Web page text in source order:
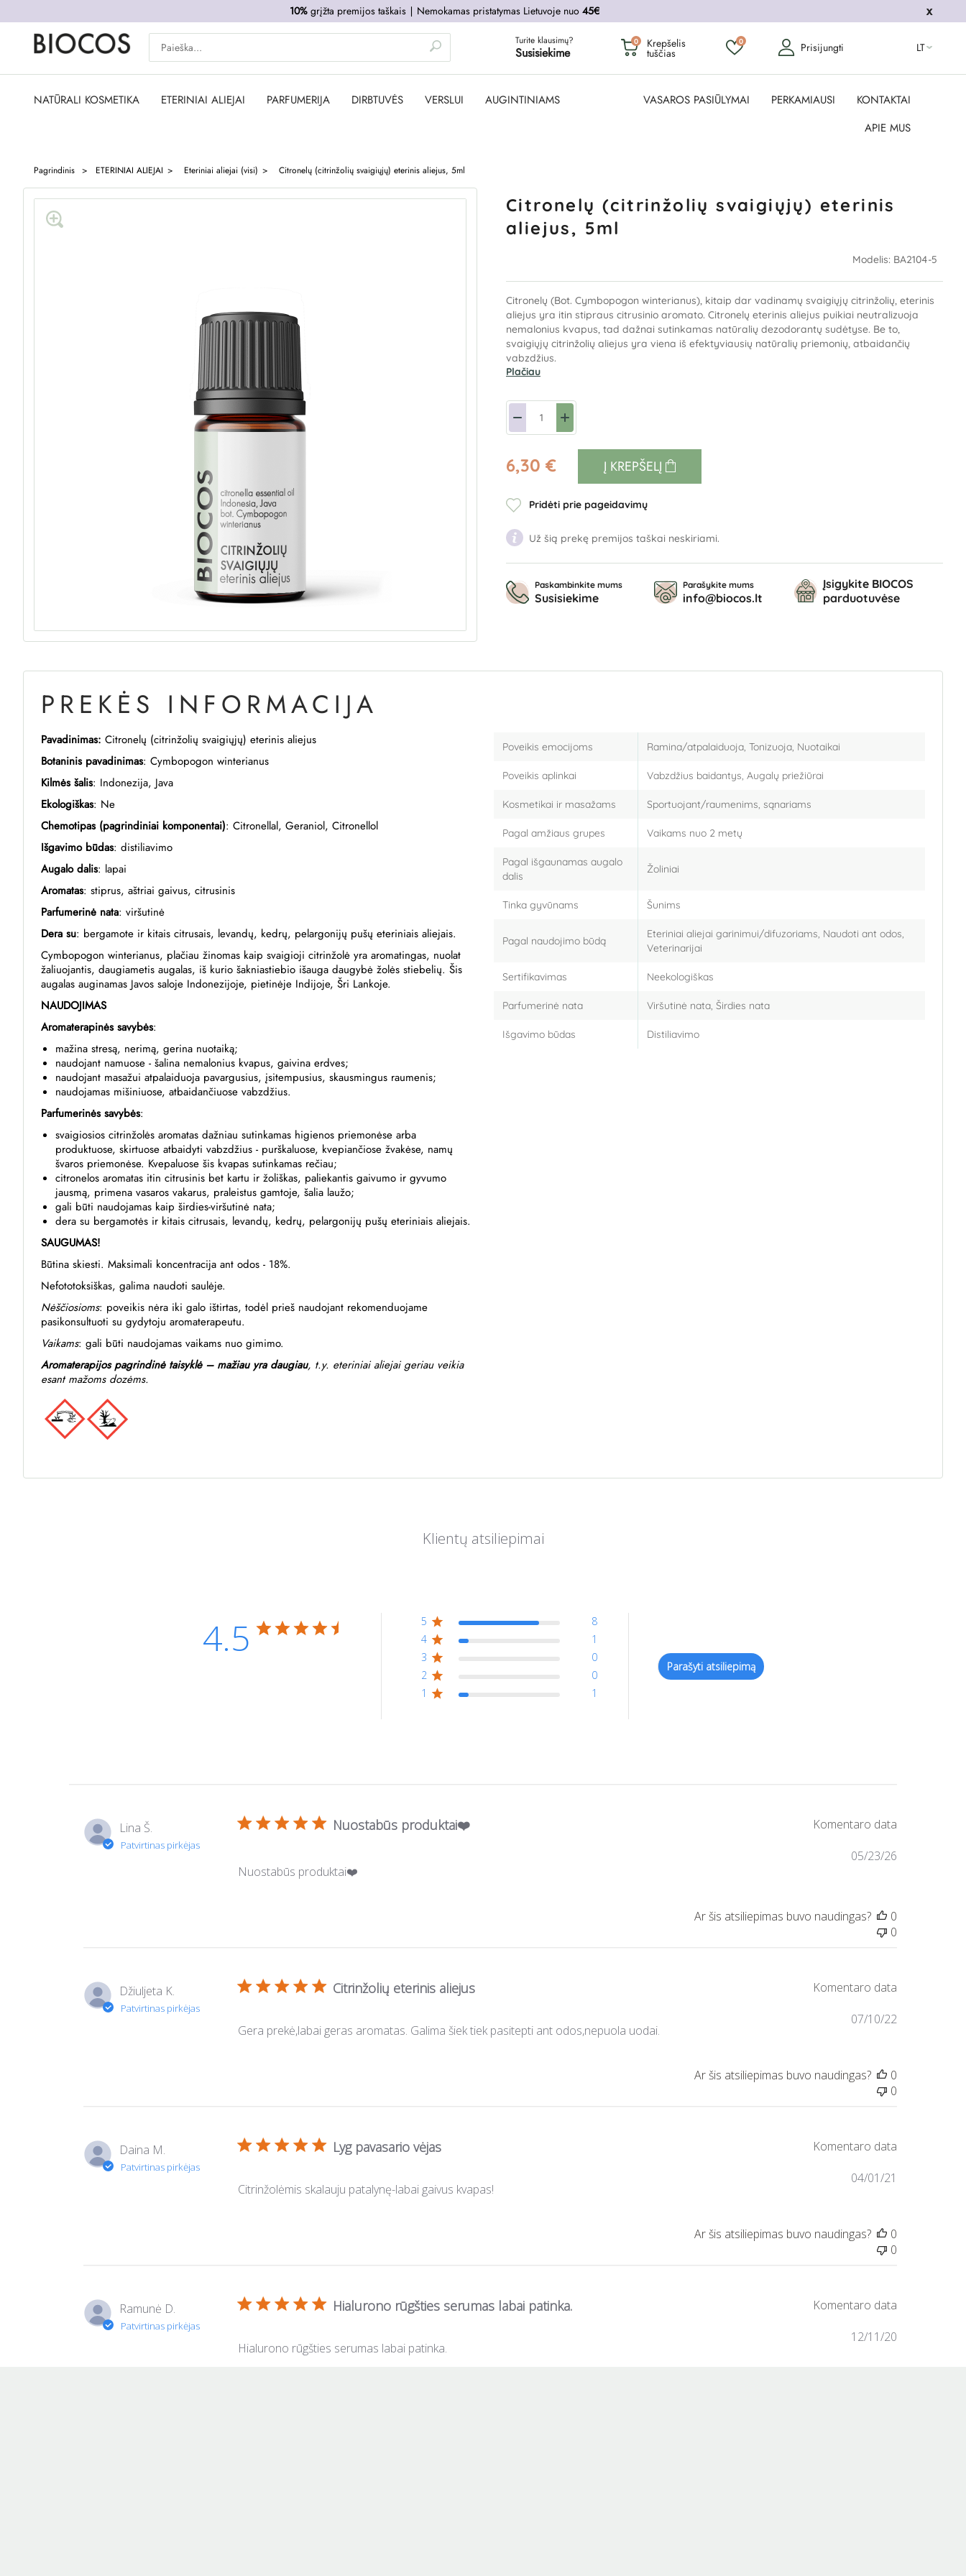
10% grįžta premijos taškais ∣ Nemokamas pristatymas Lietuvoje nuo45€
Turite klausimų?
Susisiekime
0 Krepšelis
tuščias
0 Prisijungti LT
NATŪRALI KOSMETIKA ETERINIAI ALIEJAI PARFUMERIJA DIRBTUVĖS VERSLUI AUGINTINIAMS VASAROS PASIŪLYMAI PERKAMIAUSI
KONTAKTAI
APIE MUS
Pagrindinis ETERINIAI ALIEJAI Eteriniai aliejai (visi) Citronelų (citrinžolių svaigiųjų) eterinis aliejus, 5ml
Citronelų (citrinžolių svaigiųjų) eterinis
aliejus, 5ml
Modelis: BA2104-5
Citronelų (Bot. Cymbopogon winterianus), kitaip dar vadinamų svaigiųjų citrinžolių, eterinis
aliejus yra itin stipraus citrusinio aromato. Citronelų eterinis aliejus puikiai neutralizuoja
nemalonius kvapus, tad dažnai sutinkamas natūralių dezodorantų sudėtyse. Be to,
svaigiųjų citrinžolių aliejus yra viena iš efektyviausių natūralių priemonių, atbaidančių
vabzdžius.
Plačiau
6,30 € Į KREPŠELĮ
Pridėti prie pageidavimų
Už šią prekę premijos taškai neskiriami.
Paskambinkite mums
Susisiekime
Parašykite mums
info@biocos.lt
Įsigykite BIOCOS
parduotuvėse
PREKĖS INFORMACIJA
Pavadinimas: Citronelų (citrinžolių svaigiųjų) eterinis aliejus
Botaninis pavadinimas: Cymbopogon winterianus
Kilmės šalis: Indonezija, Java
Ekologiškas: Ne
Chemotipas (pagrindiniai komponentai): Citronellal, Geraniol, Citronellol
Išgavimo būdas: distiliavimo
Augalo dalis: lapai
Aromatas: stiprus, aštriai gaivus, citrusinis
Parfumerinė nata: viršutinė
Dera su: bergamote ir kitais citrusais, levandų, kedrų, pelargonijų pušų eteriniais aliejais.
Cymbopogon winterianus, plačiau žinomas kaip svaigioji citrinžolė yra aromatingas, nuolat
žaliuojantis, daugiametis augalas, iš kurio šakniastiebio išauga daugybė žolės stiebelių. Šis
augalas auginamas Javos saloje Indonezijoje, pietinėje Indijoje, Šri Lankoje.
NAUDOJIMAS
Aromaterapinės savybės:
mažina stresą, nerimą, gerina nuotaiką;
naudojant namuose - šalina nemalonius kvapus, gaivina erdves;
naudojant masažui atpalaiduoja pavargusius, įsitempusius, skausmingus raumenis;
naudojamas mišiniuose, atbaidančiuose vabzdžius.
Parfumerinės savybės:
svaigiosios citrinžolės aromatas dažniau sutinkamas higienos priemonėse arba
produktuose, skirtuose atbaidyti vabzdžius - purškaluose, kvepiančiose žvakėse, namų
švaros priemonėse. Kvepaluose šis kvapas sutinkamas rečiau;
citronelos aromatas itin citrusinis bet kartu ir žoliškas, paliekantis gaivumo ir gyvumo
jausmą, primena vasaros vakarus, praleistus gamtoje, šalia laužo;
gali būti naudojamas kaip širdies-viršutinė nata;
dera su bergamotės ir kitais citrusais, levandų, kedrų, pelargonijų pušų eteriniais aliejais.
SAUGUMAS!
Būtina skiesti. Maksimali koncentracija ant odos - 18%.
Nefototoksiškas, galima naudoti saulėje.
Nėščiosioms: poveikis nėra iki galo ištirtas, todėl prieš naudojant rekomenduojame
pasikonsultuoti su gydytoju aromaterapeutu.
Vaikams: gali būti naudojamas vaikams nuo gimimo.
Aromaterapijos pagrindinė taisyklė – mažiau yra daugiau, t.y. eteriniai aliejai geriau veikia
esant mažoms dozėms.
Poveikis emocijoms Ramina/atpalaiduoja, Tonizuoja, Nuotaikai
Poveikis aplinkai Vabzdžius baidantys, Augalų priežiūrai
Kosmetikai ir masažams Sportuojant/raumenims, sąnariams
Pagal amžiaus grupes Vaikams nuo 2 metų
Pagal išgaunamas augalo
dalis
Žoliniai
Tinka gyvūnams Šunims
Pagal naudojimo būdą
Eteriniai aliejai garinimui/difuzoriams, Naudoti ant odos,
Veterinarijai
Sertifikavimas Neekologiškas
Parfumerinė nata Viršutinė nata, Širdies nata
Išgavimo būdas Distiliavimo
4.5 5
8
4
1
3
0
2
0
1
1
Lina Š. Nuostabūs produktai❤️
Nuostabūs produktai❤️
05/23/26
0
0
Džiuljeta K. Citrinžolių eterinis aliejus
Gera prekė,labai geras aromatas. Galima šiek tiek pasitepti ant odos,nepuola uodai.
07/10/22
0
0
Daina M. Lyg pavasario vėjas
Citrinžolėmis skalauju patalynę-labai gaivus kvapas!
04/01/21
0
0
Ramunė D. Hialurono rūgšties serumas labai patinka.
Hialurono rūgšties serumas labai patinka.
12/11/20